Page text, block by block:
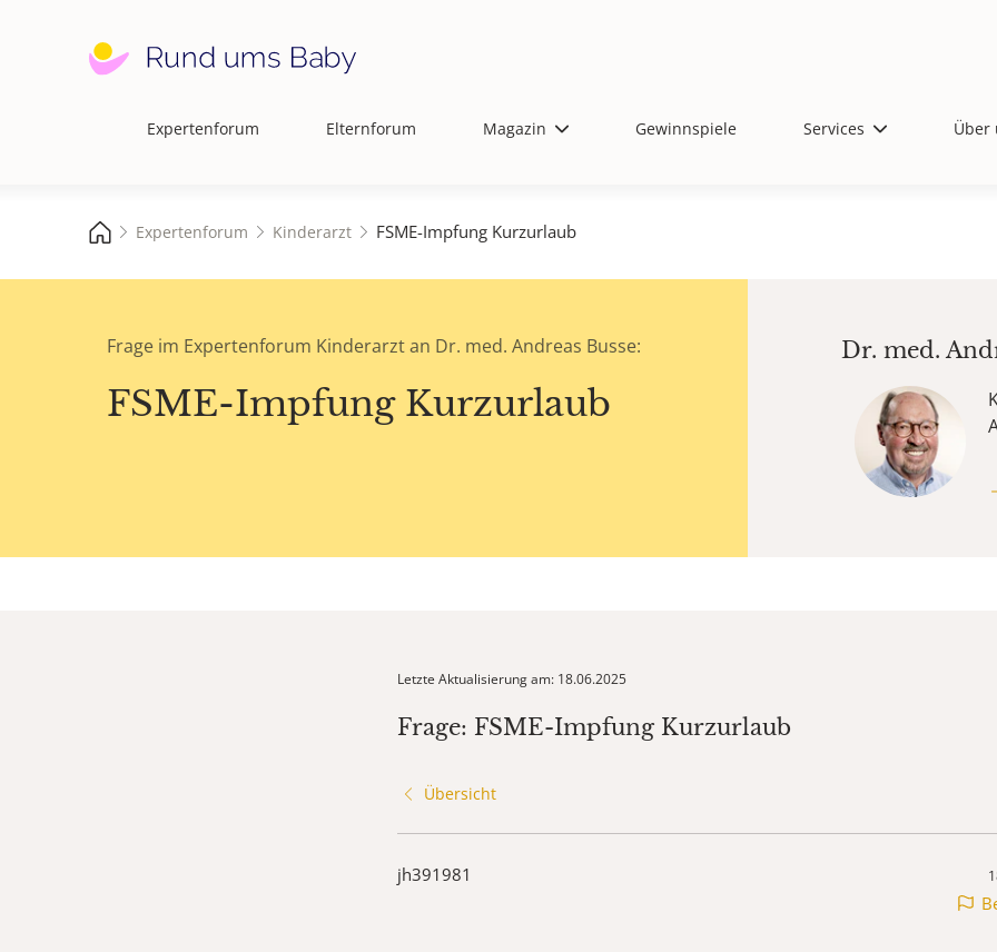
Hauptnavigation
Expertenforum Elternforum Magazin Gewinnspiele Services Über
Expertenforum Kinderarzt FSME-Impfung Kurzurlaub
Frage im Expertenforum Kinderarzt an Dr. med. Andreas Busse:
FSME-Impfung Kurzurlaub
Dr. med.
Letzte Aktualisierung am: 18.06.2025
Frage: FSME-Impfung Kurzurlaub
Übersicht
jh391981